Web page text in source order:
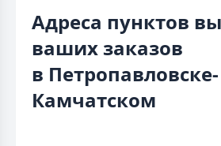
Адреса пунктов
ваших заказов
в Петропавловске-
Камчатском